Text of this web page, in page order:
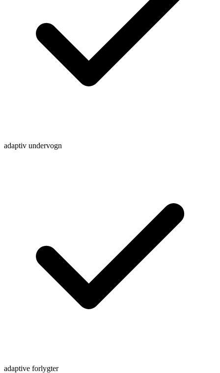
adaptiv undervogn
adaptive forlygter